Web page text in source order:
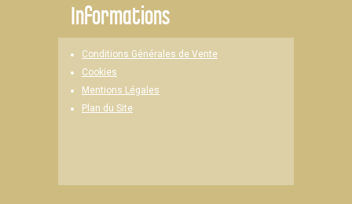
Informations
Conditions Générales de Vente
Cookies
Mentions Légales
Plan du Site